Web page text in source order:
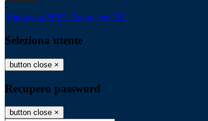
-
Entra con SPID Entra con CIE
Seleziona utente
button close ×
Recupero password
button close ×